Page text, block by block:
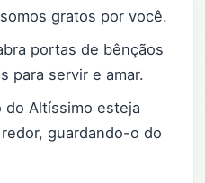
gratos por você.
portas de bênçãos
para servir e amar.
do Altíssimo esteja
guardando-o do